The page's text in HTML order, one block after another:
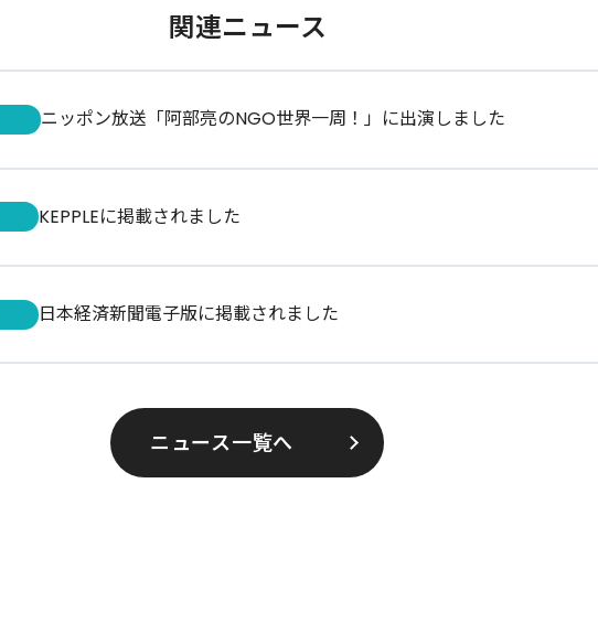
関連ニュース
ニッポン放送「阿部亮のNGO世界一周！」に出演しました
KEPPLEに掲載されました
日本経済新聞電子版に掲載されました
ニュース一覧へ